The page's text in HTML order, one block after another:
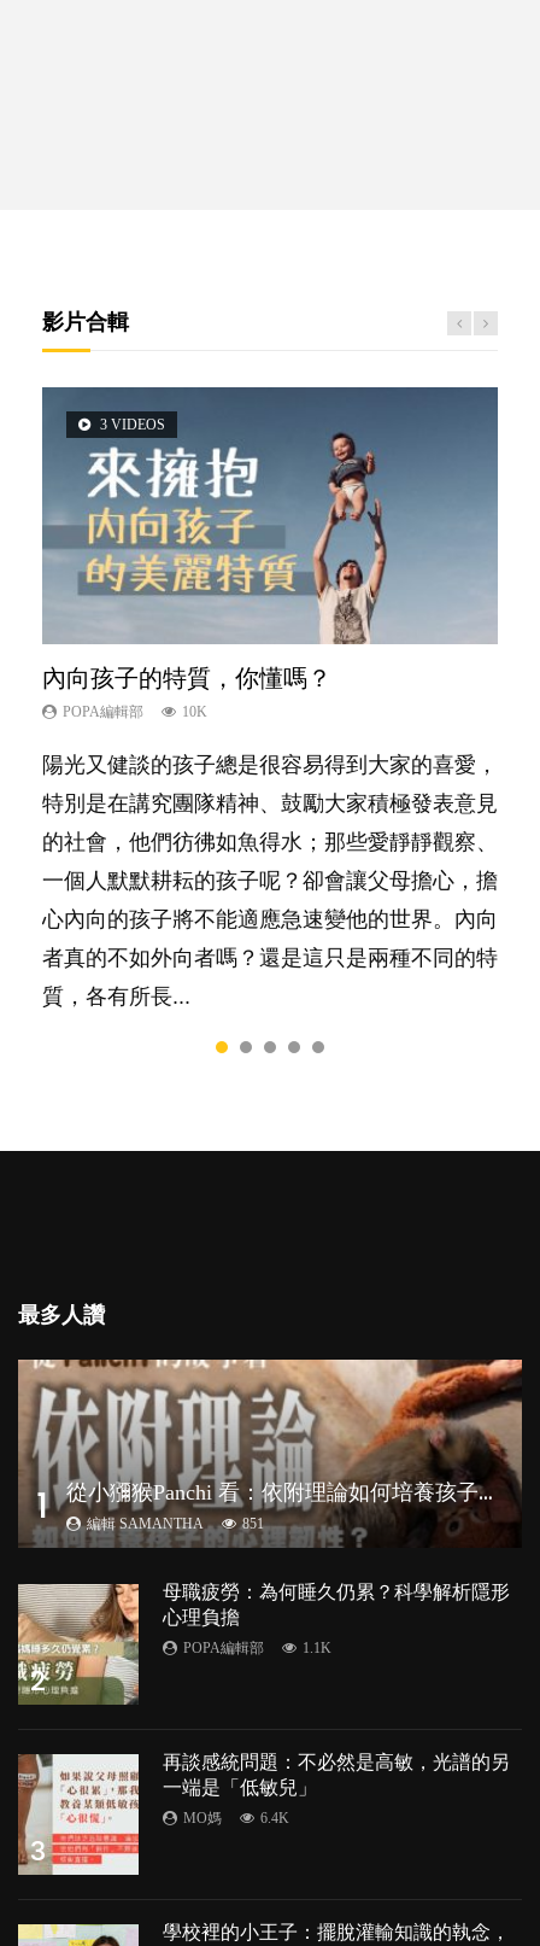
影片合輯
3 VIDEOS
內向孩子的特質，你懂嗎？
POPA編輯部 10K
陽光又健談的孩子總是很容易得到大家的喜愛，
特別是在講究團隊精神、鼓勵大家積極發表意見
的社會，他們彷彿如魚得水；那些愛靜靜觀察、
一個人默默耕耘的孩子呢？卻會讓父母擔心，擔
心內向的孩子將不能適應急速變他的世界。內向
者真的不如外向者嗎？還是這只是兩種不同的特
質，各有所長...
2 VIDEOS
想孩子學好外語，點做好？
POPA編輯部 9.9K
有人話學多種語言越早開始越好，有人卻說一時
間太多語言，會令孩子感到混淆，到底誰是誰
非？聽聽專家怎樣說，解開語言學習的迷思～...
5 VIDEOS
夫妻必看！經營婚姻，沒捷徑
POPA編輯部 22.9K
你是不是也曾經以為只要跟相愛的人結婚，就自
然能走到白頭，但生了孩子卻發現事情不如你所
料？ 經營婚姻，不如我們想像的簡單，卻也不
是大家說得那麼難。一起來認識婚姻的真相！...
6 VIDEOS
孩子能力天注定？
POPA編輯部 7.9K
很多父母都希望孩子係個「叻仔叻女」，學業別
太差，日常自理井井有條。這樣的孩子是萬中無
一，還是魚與熊掌，不能兼得？...
6 VIDEOS
愛孩子也別忘了愛自己，父母如何關顧自
己的身心靈？
照顧孩子衣食住行、陪同兒女應對功課測驗，還
要陪玩製造親子時間，尚要處理家中雜項要
務……當父母的，有千百個任務要做。可惜，有
一樣重要至極的，總被遺漏——關注自己的情緒
和心理健康。...
最多人讚
1 從
小獼猴Panchi 看：依附理論如何培養孩子心理韌性？
編輯 SAMANTHA 851
2
母職疲勞：為何睡久仍累？科學解析隱形
心理負擔
POPA編輯部 1.1K
3
再談感統問題：不必然是高敏，光譜的另
一端是「低敏兒」
MO媽 6.4K
學校裡的小王子：擺脫灌輸知識的執念，